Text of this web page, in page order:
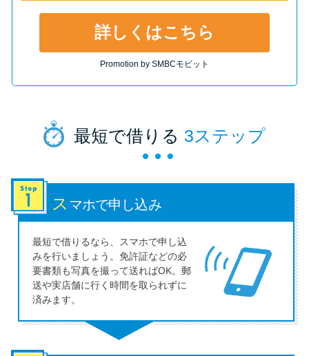
詳しくはこちら
Promotion by SMBCモビット
最短で借りる 3ステップ
ス マホで申し込み
最短で借りるなら、スマホで申し込
みを行いましょう。免許証などの必
要書類も写真を撮って送ればOK。郵
送や実店舗に行く時間を取られずに
済みます。